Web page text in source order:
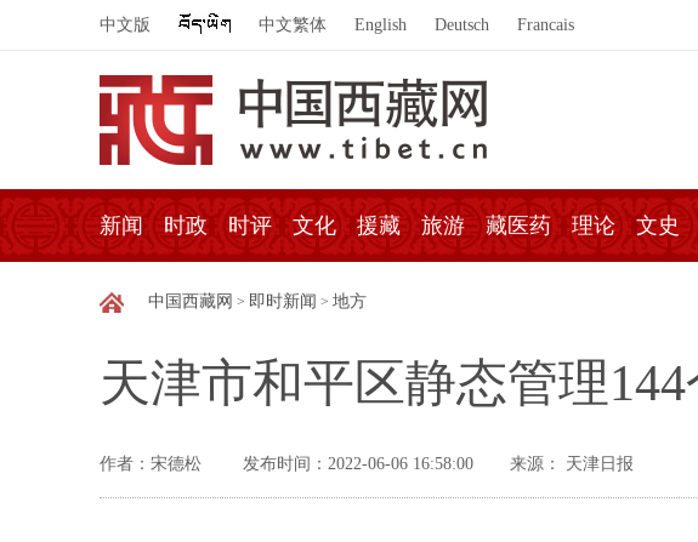
中文版 中文繁体 English Deutsch Francais
新闻 时政 时评 文化 援藏 旅游 藏医药 理论 文史
中国西藏网 > 即时新闻 > 地方
天津市和平区静态管理
作者：宋德松 发布时间：2022-06-06 16:58:00 来源： 天津日报